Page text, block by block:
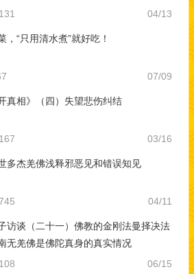
04/13
，“只用清水煮”就好吃！
07/09
开真相》（四）失望悲伤纠结
03/16
多杰羌佛浅释邪恶见和错误知见
04/11
访谈（二十一）佛教的金刚法曼择决法
无羌佛是佛陀真身的真实情况
06/15